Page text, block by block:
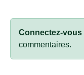
Connectez-vous
commentaires.